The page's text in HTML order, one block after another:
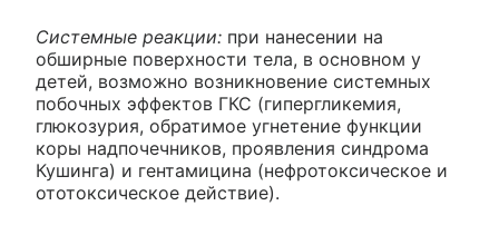
Системные реакции: при нанесении на
обширные поверхности тела, в основном у
детей, возможно возникновение системных
побочных эффектов ГКС (гипергликемия,
глюкозурия, обратимое угнетение функции
коры надпочечников, проявления синдрома
Кушинга) и гентамицина (нефротоксическое и
ототоксическое действие).